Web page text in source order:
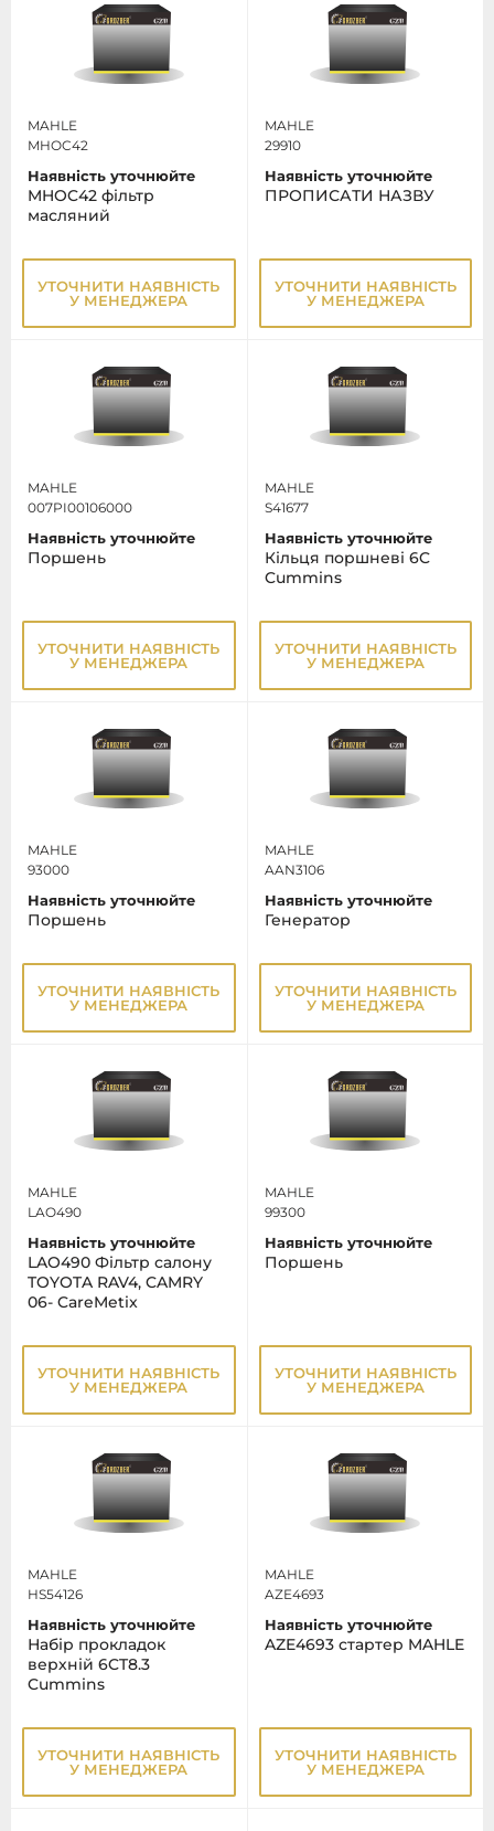
MAHLE
MHOC42
Наявність уточнюйте
MHOC42 фільтр
масляний
УТОЧНИТИ НАЯВНІСТЬ
У МЕНЕДЖЕРА
MAHLE
29910
Наявність уточнюйте
ПРОПИСАТИ НАЗВУ
УТОЧНИТИ НАЯВНІСТЬ
У МЕНЕДЖЕРА
MAHLE
007PI00106000
Наявність уточнюйте
Поршень
УТОЧНИТИ НАЯВНІСТЬ
У МЕНЕДЖЕРА
MAHLE
S41677
Наявність уточнюйте
Кільця поршневі 6C
Cummins
УТОЧНИТИ НАЯВНІСТЬ
У МЕНЕДЖЕРА
MAHLE
93000
Наявність уточнюйте
Поршень
УТОЧНИТИ НАЯВНІСТЬ
У МЕНЕДЖЕРА
MAHLE
AAN3106
Наявність уточнюйте
Генератор
УТОЧНИТИ НАЯВНІСТЬ
У МЕНЕДЖЕРА
MAHLE
LAO490
Наявність уточнюйте
LAO490 Фільтр салону
TOYOTA RAV4, CAMRY
06- CareMetix
УТОЧНИТИ НАЯВНІСТЬ
У МЕНЕДЖЕРА
MAHLE
99300
Наявність уточнюйте
Поршень
УТОЧНИТИ НАЯВНІСТЬ
У МЕНЕДЖЕРА
MAHLE
HS54126
Наявність уточнюйте
Набір прокладок
верхній 6CT8.3
Cummins
УТОЧНИТИ НАЯВНІСТЬ
У МЕНЕДЖЕРА
MAHLE
AZE4693
Наявність уточнюйте
AZE4693 стартер MAHLE
УТОЧНИТИ НАЯВНІСТЬ
У МЕНЕДЖЕРА